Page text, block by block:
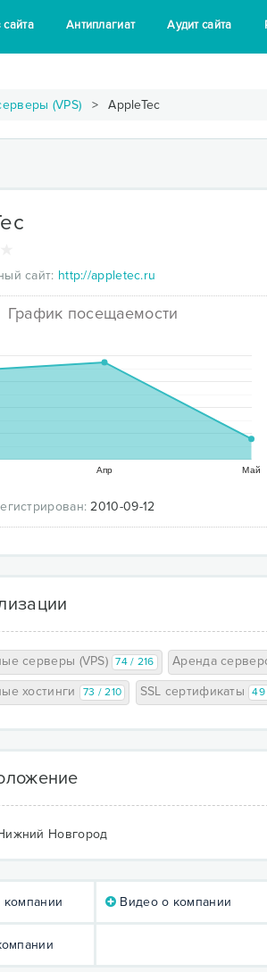
Антиплагиат Аудит сайта
(VPS) AppleTec
сайт: http://appletec.ru
График посещаемости
Апр Май
2010-09-12
серверы (VPS) 74 / 216 Аренда
хостинги 73 / 210 SSL сертификаты 49
Новгород
Видео о компании